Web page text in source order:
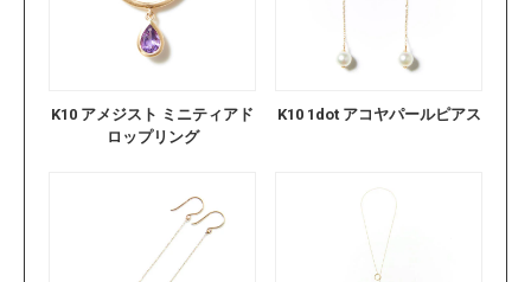
K10 アメジスト ミニティアド
ロップリング
K10 1dot アコヤパールピアス